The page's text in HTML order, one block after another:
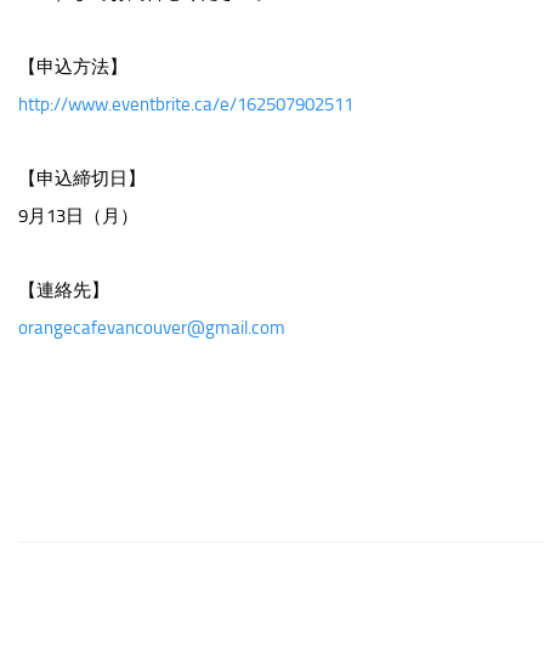
【申込方法】
http://www.eventbrite.ca/e/162507902511
【申込締切日】
9月13日（月）
【連絡先】
orangecafevancouver@gmail.com